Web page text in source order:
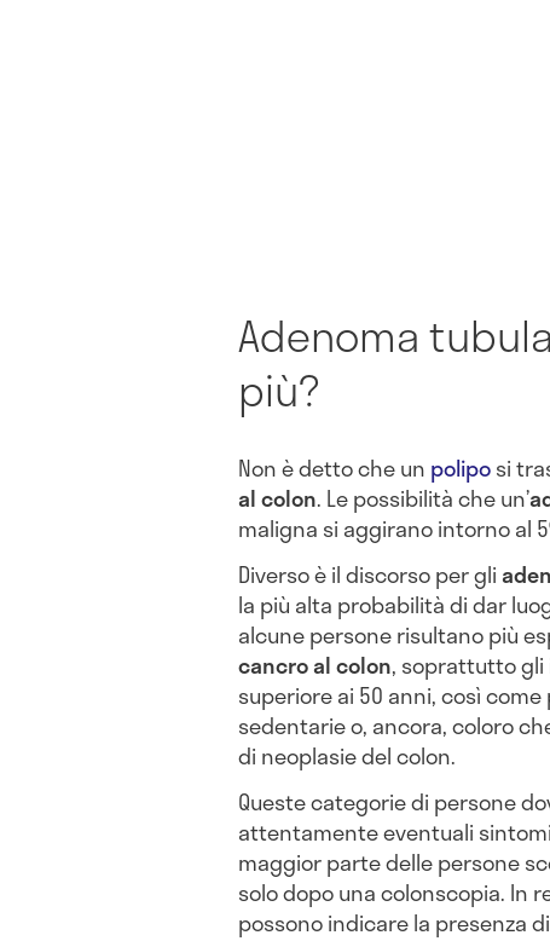
Adenoma
più?
Non è detto che un poliposi
al colon. Le possibilità che un’
maligna si aggirano intorno al
Diverso è il discorso per gli
la più alta probabilità di dar
alcune persone risultano più
cancro al colon, soprattutto gli
superiore ai 50 anni, così
sedentarie o, ancora, coloro
di neoplasie del colon.
Queste categorie di persone
attentamente eventuali
maggior parte delle persone
solo dopo una colonscopia. In
possono indicare la presenza